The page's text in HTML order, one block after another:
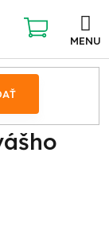
NÁKUPNÝ
KOŠÍK